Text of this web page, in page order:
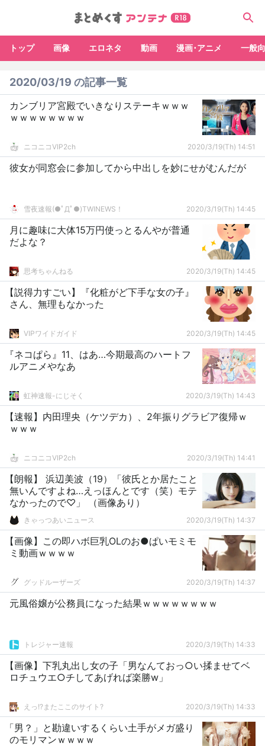
トップ 画像 エロネタ 動画 漫画･アニメ 一般
2020/03/19 の記事一覧
カンブリア宮殿でいきなりステーキｗｗｗ
ｗｗｗｗｗｗｗｗ
ニコニコVIP2ch 2020/3/19(Th) 14:51
彼女が同窓会に参加してから中出しを妙にせがむんだが
雪夜速報(●ﾟДﾟ●)TWINEWS！ 2020/3/19(Th) 14:45
月に趣味に大体15万円使っとるんやが普通
だよな？
思考ちゃんねる 2020/3/19(Th) 14:45
【説得力すごい】『化粧がど下手な女の子』
さん、無理もなかった
VIPワイドガイド 2020/3/19(Th) 14:45
『ネコぱら』11、はあ…今期最高のハートフ
ルアニメやなあ
虹神速報-にじそく 2020/3/19(Th) 14:43
【速報】内田理央（ケツデカ）、2年振りグラビア復帰ｗ
ｗｗｗ
ニコニコVIP2ch 2020/3/19(Th) 14:41
【朗報】 浜辺美波（19）「彼氏とか居たこと
無いんですよね…えっほんとです（笑）モテ
なかったので♡」 （画像あり）
きゃっつあいニュース 2020/3/19(Th) 14:37
【画像】この即ハボ巨乳OLのお●ぱいモミモ
ミ動画ｗｗｗｗ
グッドルーザーズ 2020/3/19(Th) 14:37
元風俗嬢が公務員になった結果ｗｗｗｗｗｗｗｗ
トレジャー速報 2020/3/19(Th) 14:33
【画像】下乳丸出し女の子「男なんておっ○い揉ませてベ
ロチュウエ○チしてあげれば楽勝w」
えっ!?またここのサイト? 2020/3/19(Th) 14:33
「男？」と勘違いするくらい土手がメガ盛り
のモリマンｗｗｗｗ